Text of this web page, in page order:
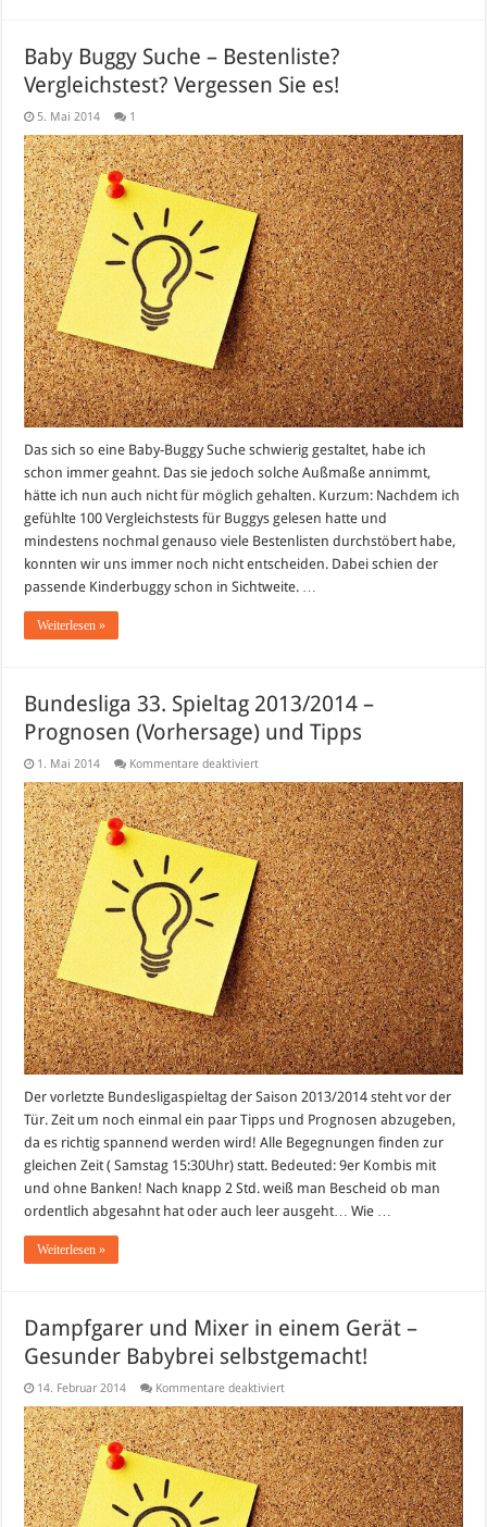
Baby Buggy Suche – Bestenliste?
Vergleichstest? Vergessen Sie es!
5. Mai 2014 1
Das sich so eine Baby-Buggy Suche schwierig gestaltet, habe ich
schon immer geahnt. Das sie jedoch solche Außmaße annimmt,
hätte ich nun auch nicht für möglich gehalten. Kurzum: Nachdem ich
gefühlte 100 Vergleichstests für Buggys gelesen hatte und
mindestens nochmal genauso viele Bestenlisten durchstöbert habe,
konnten wir uns immer noch nicht entscheiden. Dabei schien der
passende Kinderbuggy schon in Sichtweite. …
Weiterlesen »
Bundesliga 33. Spieltag 2013/2014 –
Prognosen (Vorhersage) und Tipps
1. Mai 2014 Kommentare deaktiviertfür
33.
Spieltag
2013/2014
–
Prognosen
(Vorhersage)
und
Tipps
Der vorletzte Bundesligaspieltag der Saison 2013/2014 steht vor der
Tür. Zeit um noch einmal ein paar Tipps und Prognosen abzugeben,
da es richtig spannend werden wird! Alle Begegnungen finden zur
gleichen Zeit ( Samstag 15:30Uhr) statt. Bedeuted: 9er Kombis mit
und ohne Banken! Nach knapp 2 Std. weiß man Bescheid ob man
ordentlich abgesahnt hat oder auch leer ausgeht… Wie …
Weiterlesen »
Dampfgarer und Mixer in einem Gerät –
Gesunder Babybrei selbstgemacht!
14. Februar 2014 Kommentare deaktiviertfür
und
Mixer
in
einem
Gerät
–
Gesunder
Babybrei